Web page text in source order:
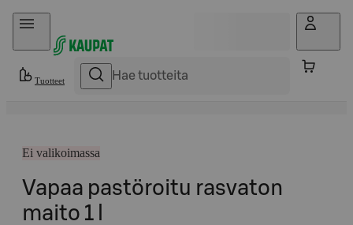
Hyppää sisältöön
Tuotteet
Ei valikoimassa
Vapaa pastöroitu rasvaton
maito 1 l